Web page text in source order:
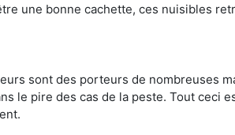
une bonne cachette, ces nuisibles
sont des porteurs de nombreuses
le pire des cas de la peste. Tout ceci